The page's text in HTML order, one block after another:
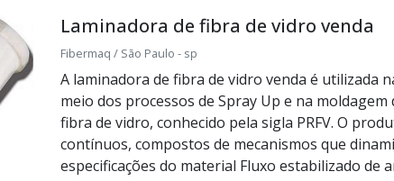
Laminadora de fibra de vidro venda
Fibermaq / São Paulo - sp
A laminadora de fibra de vidro venda é utilizada
meio dos processos de Spray Up e na
fibra de vidro, conhecido pela sigla PRFV. O
contínuos, compostos de mecanismos que
especificações do material Fluxo estabilizado de